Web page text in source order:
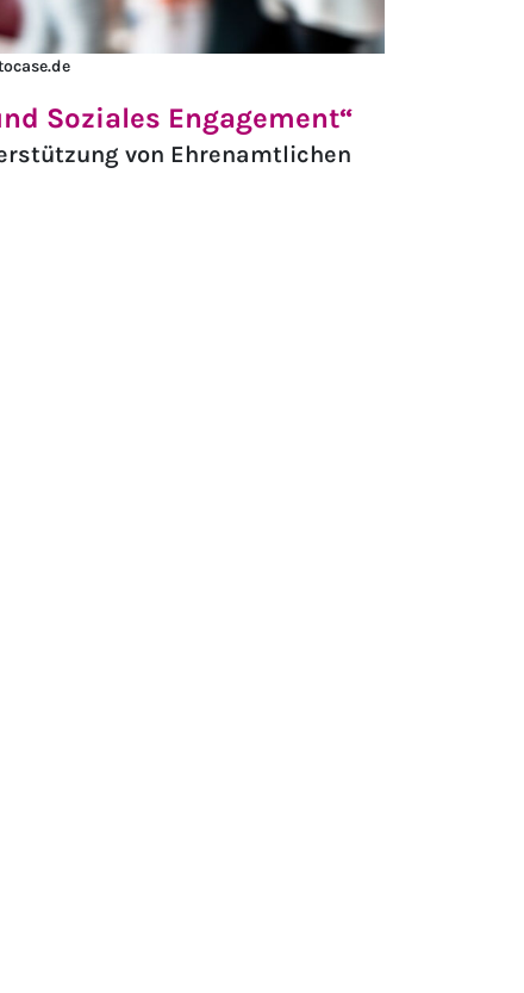
Soziales Engagement“
von Ehrenamtlichen